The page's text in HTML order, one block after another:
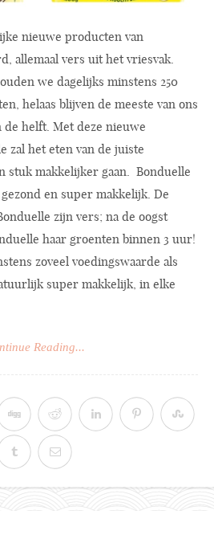
nieuwe producten van
allemaal vers uit het vriesvak.
we dagelijks minstens 250
helaas blijven de meeste van ons
helft. Met deze nieuwe
zal het eten van de juiste
stuk makkelijker gaan. Bonduelle
en super makkelijk. De
zijn vers; na de oogst
haar groenten binnen 3 uur!
zoveel voedingswaarde als
super makkelijk, in elke
Reading...